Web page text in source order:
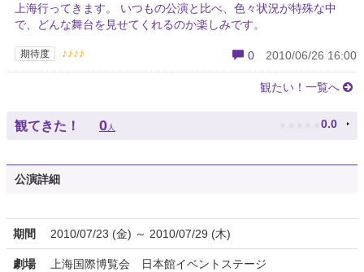
上海行ってきます。 いつもの公演と比べ、色々状況が特殊な中
で、どんな舞台を見せてくれるのか楽しみです。
期待度 ♪♪♪♪ 0 2010/06/26 16:00
観たい！一覧へ
観てきた！ 0 人 ★ ★ ★ ★ ★ 0.0
公演詳細
期間 2010/07/23 (金) ～ 2010/07/29 (木)
劇場 上海国際博覧会 日本館イベントステージ